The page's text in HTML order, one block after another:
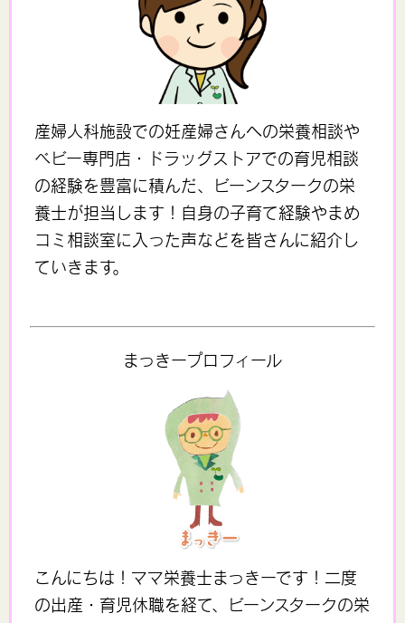
産婦人科施設での妊産婦さんへの栄養相談や
ベビー専門店・ドラッグストアでの育児相談
の経験を豊富に積んだ、ビーンスタークの栄
養士が担当します！自身の子育て経験やまめ
コミ相談室に入った声などを皆さんに紹介し
ていきます。
まっきープロフィール
こんにちは！ママ栄養士まっきーです！二度
の出産・育児休職を経て、ビーンスタークの栄